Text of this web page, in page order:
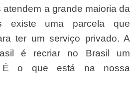
a grande maioria da
existe uma parcela que
ter um serviço privado. A
é recriar no Brasil um
É o que está na nossa